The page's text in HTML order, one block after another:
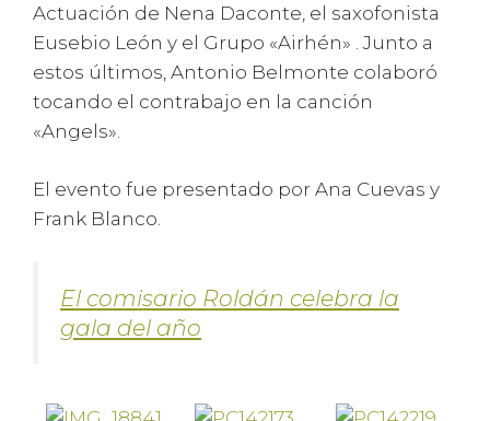
Actuación de Nena Daconte, el saxofonista
Eusebio León y el Grupo «Airhén» . Junto a
estos últimos, Antonio Belmonte colaboró
tocando el contrabajo en la canción
«Angels».
El evento fue presentado por Ana Cuevas y
Frank Blanco.
El comisario Roldán celebra la
gala del año